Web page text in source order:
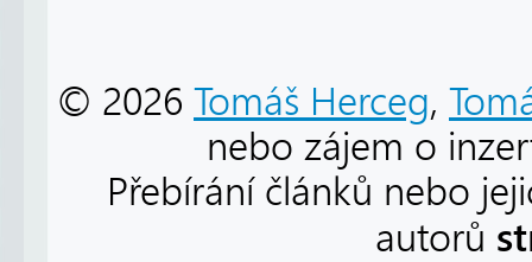
© 2026 Tomáš Herceg,
nebo zájem o
Přebírání článků nebo
autorů